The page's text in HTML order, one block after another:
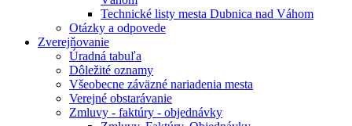
Technické listy mesta Dubnica nad Váhom
Otázky a odpovede
Zverejňovanie
Úradná tabuľa
Dôležité oznamy
Všeobecne záväzné nariadenia mesta
Verejné obstarávanie
Zmluvy - faktúry - objednávky